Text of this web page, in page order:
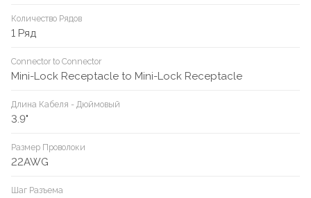
Количество Рядов
1 Ряд
Connector to Connector
Mini-Lock Receptacle to Mini-Lock Receptacle
Длина Кабеля - Дюймовый
3.9"
Размер Проволоки
22AWG
Шаг Разъема